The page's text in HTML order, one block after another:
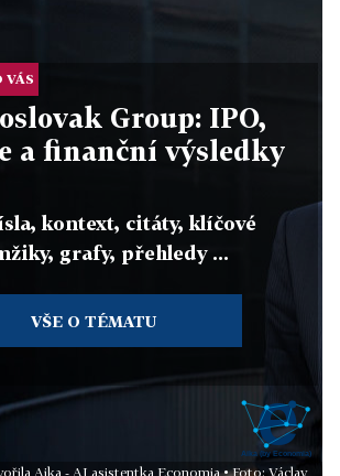
VÁS
Group: IPO,
a finanční výsledky
kontext, citáty, klíčové
grafy, přehledy ...
VŠE O TÉMATU
Aika - AI asistentka Economia • Foto: Václav